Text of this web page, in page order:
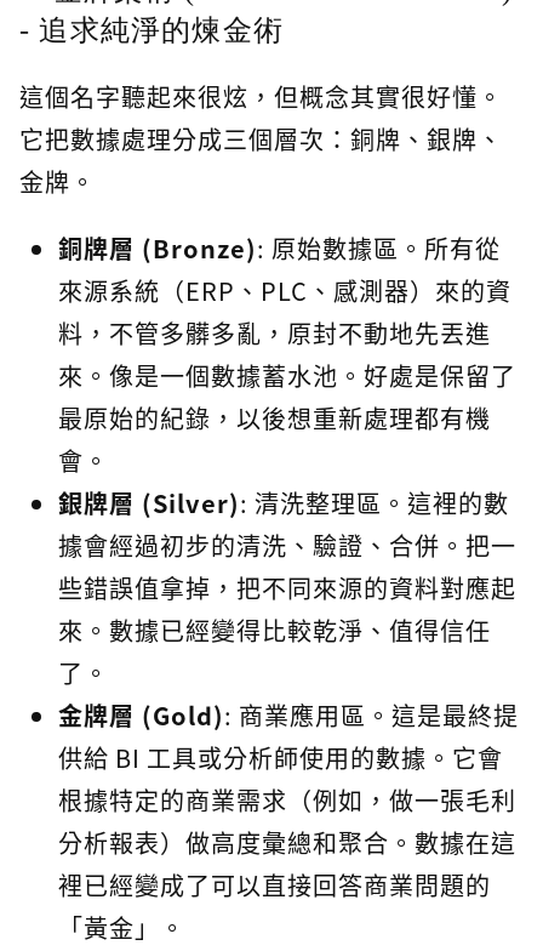
- 追求純淨的煉金術
這個名字聽起來很炫，但概念其實很好懂。
它把數據處理分成三個層次：銅牌、銀牌、
金牌。
銅牌層 (Bronze): 原始數據區。所有從
來源系統（ERP、PLC、感測器）來的資
料，不管多髒多亂，原封不動地先丟進
來。像是一個數據蓄水池。好處是保留了
最原始的紀錄，以後想重新處理都有機
會。
銀牌層 (Silver): 清洗整理區。這裡的數
據會經過初步的清洗、驗證、合併。把一
些錯誤值拿掉，把不同來源的資料對應起
來。數據已經變得比較乾淨、值得信任
了。
金牌層 (Gold): 商業應用區。這是最終提
供給 BI 工具或分析師使用的數據。它會
根據特定的商業需求（例如，做一張毛利
分析報表）做高度彙總和聚合。數據在這
裡已經變成了可以直接回答商業問題的
「黃金」。